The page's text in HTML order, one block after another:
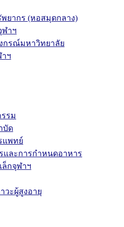
ยากร (หอสมุดกลาง)
าฯ
กรณ์มหาวิทยาลัย
ฯ
รม
บัด
แพทย์
ละการกำหนดอาหาร
ล็กจุฬาฯ
วะผู้สูงอายุ